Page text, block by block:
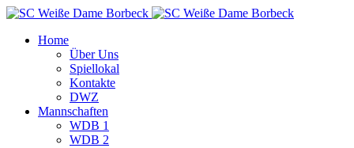
Home
Über Uns
Spiellokal
Kontakte
DWZ
Mannschaften
WDB 1
WDB 2